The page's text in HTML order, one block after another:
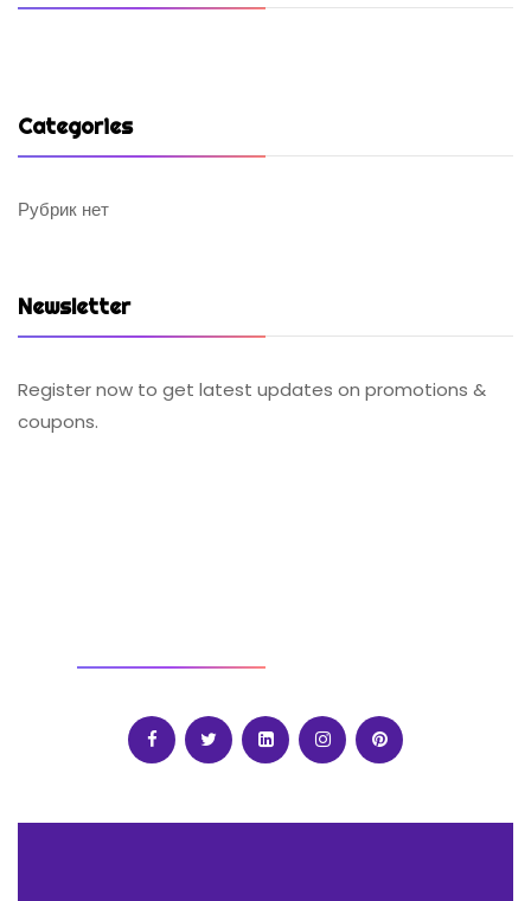
Categories
Рубрик нет
Newsletter
Register now to get latest updates on promotions &
coupons.